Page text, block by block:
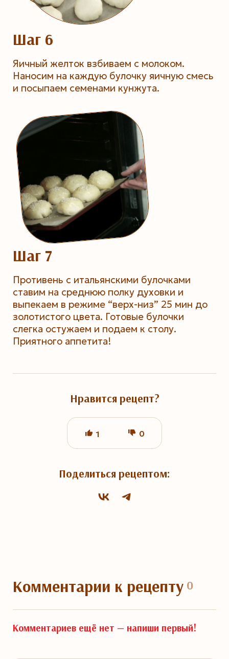
Шаг 6
Яичный желток взбиваем с молоком.
Наносим на каждую булочку яичную смесь
и посыпаем семенами кунжута.
Шаг 7
Противень с итальянскими булочками
ставим на среднюю полку духовки и
выпекаем в режиме “верх-низ” 25 мин до
золотистого цвета. Готовые булочки
слегка остужаем и подаем к столу.
Приятного аппетита!
Нравится рецепт?
1 0
Поделиться рецептом:
Комментарии к рецепту0
Комментариев ещё нет — напиши первый!